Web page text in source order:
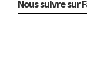
Nous suivre sur